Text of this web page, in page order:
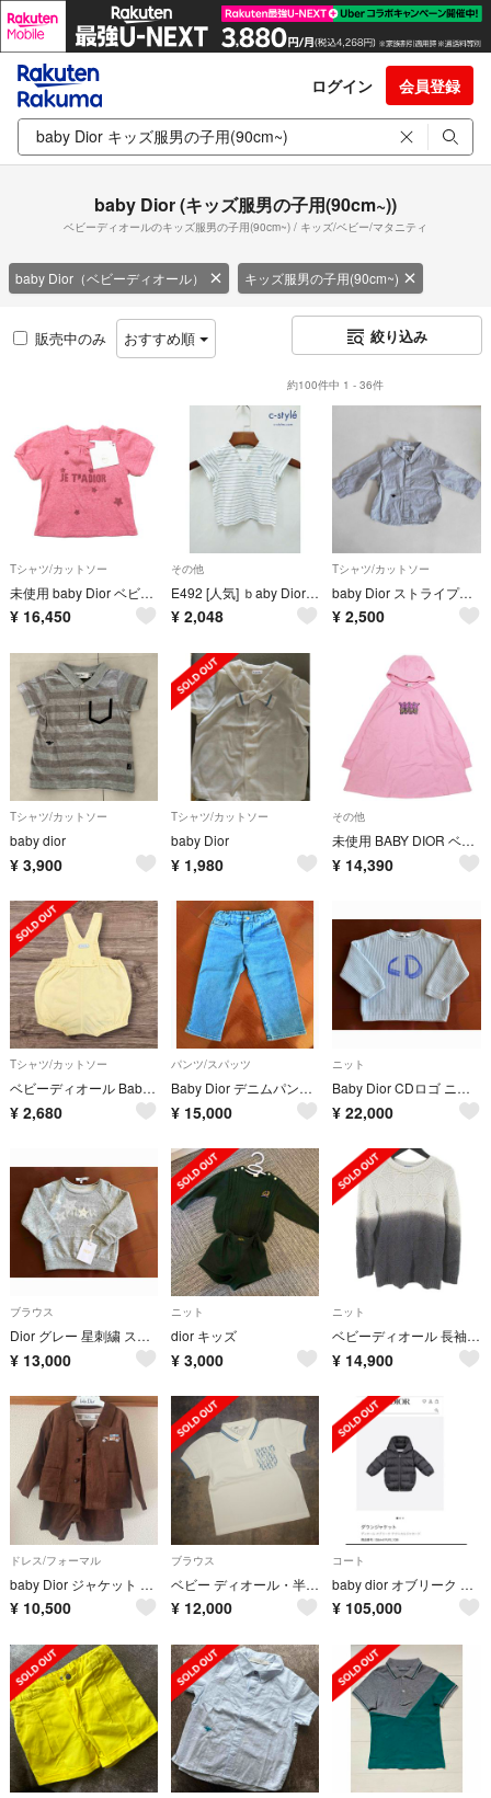
ログイン 会員登録
baby Dior (キッズ服男の子用(90cm~))
ベビーディオールのキッズ服男の子用(90cm~) / キッズ/ベビー/マタニティ
baby Dior（ベビーディオール） キッズ服男の子用(90cm~)
販売中のみ おすすめ順 絞り込み
約100件中 1 - 36件
Tシャツ/カットソー
未使用 baby Dior ベビーディオール クリスチャンディオール 女の子 赤ちゃん キッズ 半袖 リブTシャツ 星柄 グリッター ロゴ 3 ピンク キッズ 古着 中古 USED
¥ 16,450
その他
E492 [人気] ｂaby Dior ベビーディオール Ｔシャツ 24M ホワイト×ブルー ボーダー 半袖 キッズ女の子 男の子 | ★
¥ 2,048
Tシャツ/カットソー
baby Dior ストライプシャツ 12M
¥ 2,500
Tシャツ/カットソー
baby dior
¥ 3,900
Tシャツ/カットソー
baby Dior
¥ 1,980
その他
未使用 BABY DIOR ベビーディオール プルオーバー パーカー スウェット ワンピース 長袖 ウサギ ワッペン カットソー12 ピンク キッズ 古着 中古 USED
¥ 14,390
Tシャツ/カットソー
ベビーディオール Baby Dior 90 夏物 ロンパース 日本製 レトロ
¥ 2,680
パンツ/スパッツ
Baby Dior デニムパンツ 24M
¥ 15,000
ニット
Baby Dior CDロゴ ニットセーター
¥ 22,000
ブラウス
Dior グレー 星刺繍 スウェットトレーナー 90cm
¥ 13,000
ニット
dior キッズ
¥ 3,000
ニット
ベビーディオール 長袖 ニット セーター カシミヤ混 10 グレー グラデ 毛
¥ 14,900
ドレス/フォーマル
baby Dior ジャケット パンツ
¥ 10,500
ブラウス
ベビー ディオール・半袖ポロシャツ◇ディオール オブリーク 36Mサイズ 美品
¥ 12,000
コート
baby dior オブリーク パファージャケット ダウン 24m
¥ 105,000